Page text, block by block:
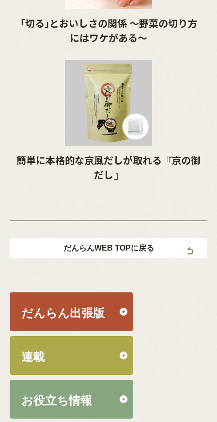
｢切る｣とおいしさの関係 ～野菜の切り方
にはワケがある～
簡単に本格的な京風だしが取れる『京の御
だし』
だんらんWEB TOPに戻る
だんらん出張版
連載
お役立ち情報